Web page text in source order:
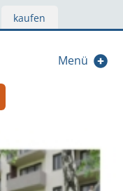
kaufen
Menü